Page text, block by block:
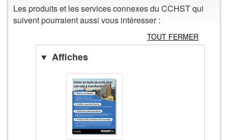
Les produits et les services connexes du CCHST qui
suivent pourraient aussi vous intéresser :
TOUT FERMER
Affiches